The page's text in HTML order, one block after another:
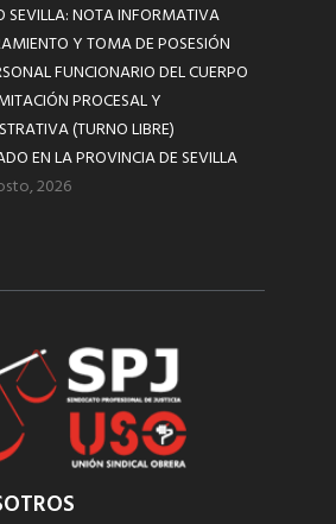
SEVILLA: NOTA INFORMATIVA
Y TOMA DE POSESIÓN
FUNCIONARIO DEL CUERPO
PROCESAL Y
(TURNO LIBRE)
EN LA PROVINCIA DE SEVILLA
2026